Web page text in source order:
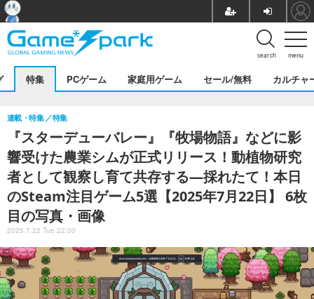
menu
search
特集 PCゲーム 家庭用ゲーム セール/無料 カルチャ
『スターデューバレー』『牧場物語』などに影
響受けた農業シムが正式リリース！動植物研究
者として観察し育て共存する―採れたて！本日
のSteam注目ゲーム5選【2025年7月22日】 6枚
目の写真・画像
連載・特集 特集
2025.7.22 Tue 22:00